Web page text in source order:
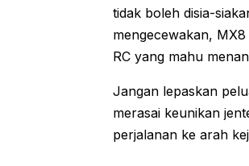
tidak boleh disia-
mengecewakan,
RC yang mahu
Jangan lepaskan
merasai keunikan
perjalanan ke arah